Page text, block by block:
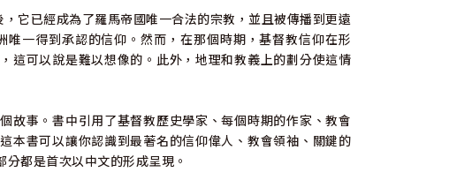
它已經成為了羅馬帝國唯一合法的宗教，並且被傳播到更遠
一得到承認的信仰。然而，在那個時期，基督教信仰在形
這可以說是難以想像的。此外，地理和教義上的劃分使這情
故事。書中引用了基督教歷史學家、每個時期的作家、教會
本書可以讓你認識到最著名的信仰偉人、教會領袖、關鍵的
都是首次以中文的形成呈現。